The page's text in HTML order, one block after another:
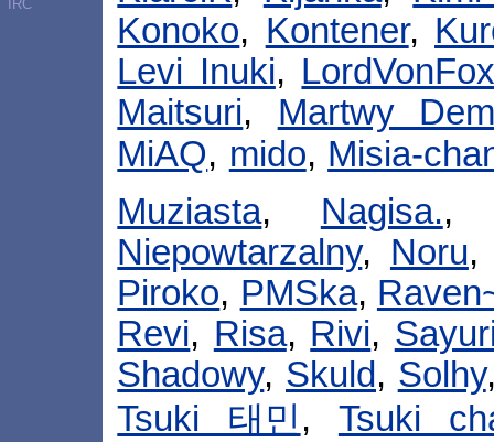
IRC
Konoko, Kontener,
Levi Inuki,
Maitsuri, Martwy
MiAQ, mido, Misia-
Muziasta, Nagisa.
Niepowtarzalny, Noru
Piroko, PMSka,
Revi, Risa, Rivi,
Shadowy, Skuld, Solhy
Tsuki 태민 , Tsuki